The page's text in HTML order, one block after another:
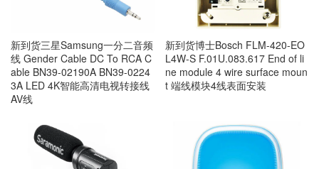
新到货三星Samsung一分二音频
线 Gender Cable DC To RCA C
able BN39-02190A BN39-0224
3A LED 4K智能高清电视转接线
AV线
新到货博士Bosch FLM-420-EO
L4W-S F.01U.083.617 End of li
ne module 4 wire surface moun
t 端线模块4线表面安装